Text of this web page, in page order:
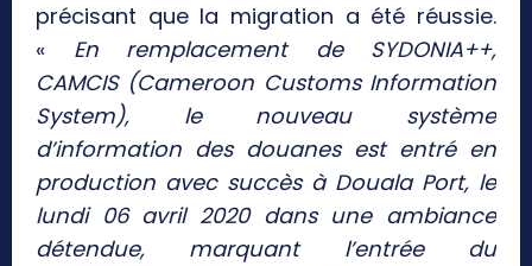
précisant que la migration a été réussie.
« En remplacement de SYDONIA++,
CAMCIS (Cameroon Customs Information
System), le nouveau système
d’information des douanes est entré en
production avec succès à Douala Port, le
lundi 06 avril 2020 dans une ambiance
détendue, marquant l’entrée du